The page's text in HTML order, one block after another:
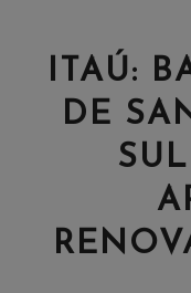
ITAÚ:
DE